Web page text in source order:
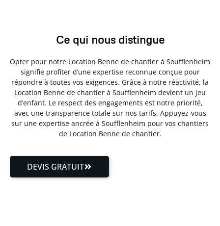
Ce qui nous distingue
Opter pour notre Location Benne de chantier à Soufflenheim
signifie profiter d’une expertise reconnue conçue pour
répondre à toutes vos exigences. Grâce à notre réactivité, la
Location Benne de chantier à Soufflenheim devient un jeu
d’enfant. Le respect des engagements est notre priorité,
avec une transparence totale sur nos tarifs. Appuyez-vous
sur une expertise ancrée à Soufflenheim pour vos chantiers
de Location Benne de chantier.
DEVIS GRATUIT